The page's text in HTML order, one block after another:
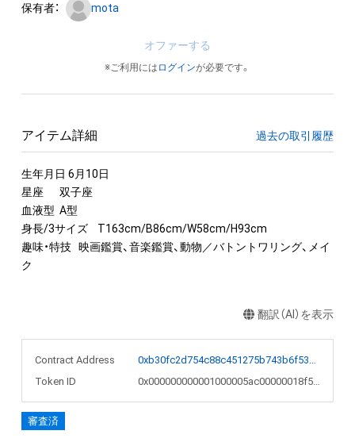
保有者： mota
オファーする
※ご利用には ログインが必要です。
アイテム詳細 過去の取引履歴
生年月日 6月10日
星座	双子座
血液型	A型
身長/3サイズ	T163cm/B86cm/W58cm/H93cm
趣味・特技	映画鑑賞、音楽鑑賞、動物／バトントワリング、メイ
ク
翻訳（AI）を表示
Contract Address
0xb30fc2d754c88c451275b743b6f530f19f643683
Token ID
0x000000000001000005ac00000018f573
審査済